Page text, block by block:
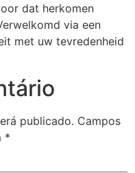
dat herkomen
via een
met uw tevredenheid
publicado. Campos
*